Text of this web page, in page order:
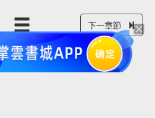
下一章節